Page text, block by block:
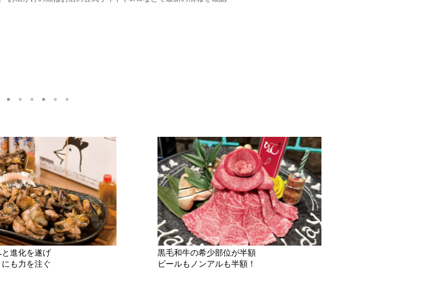
進化を遂げ
も力を注ぐ
黒毛和牛の希少部位が半額
ビールもノンアルも半額！